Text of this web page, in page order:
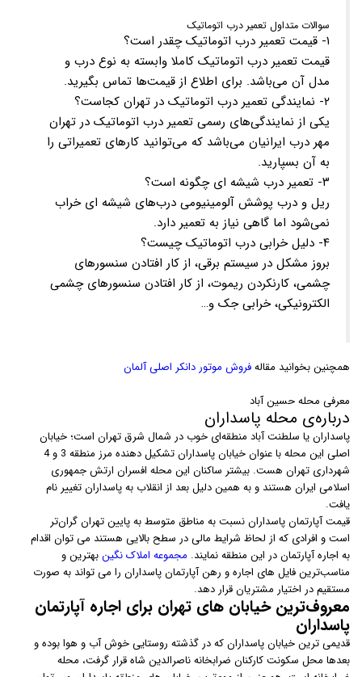
سوالات متداول تعمیر درب اتوماتیک
۱- قیمت تعمیر درب اتوماتیک چقدر است؟
قیمت تعمیر درب اتوماتیک کاملا وابسته به نوع درب و
مدل آن می‌باشد. برای اطلاع از قیمت‌ها تماس بگیرید.
۲- نمایندگی تعمیر درب اتوماتیک در تهران کجاست؟
یکی از نمایندگی‌های رسمی تعمیر درب اتوماتیک در تهران
مهر درب ایرانیان می‌باشد که می‌توانید کارهای تعمیراتی را
به آن بسپارید.
۳- تعمیر درب شیشه ای چگونه است؟
ریل و درب پوشش آلومینیومی درب‌های شیشه ای خراب
نمی‌شود اما گاهی نیاز به تعمیر دارد.
۴- دلیل خرابی درب اتوماتیک چیست؟
بروز مشکل در سیستم برقی، از کار افتادن سنسورهای
چشمی، کارنکردن ریموت، از کار افتادن سنسورهای چشمی
الکترونیکی، خرابی جک و…
همچنین بخوانید مقالهفروش موتور دانکر اصلی آلمان
معرفی محله حسین آباد
درباره‌ی محله پاسداران
پاسداران یا سلطنت آباد منطقه‌ای خوب در شمال شرق تهران است؛ خیابان
اصلی این محله با عنوان خیابان پاسداران تشکیل دهنده مرز منطقه 3 و 4
شهرداری تهران هست. بیشتر ساکنان این محله افسران ارتش جمهوری
اسلامی ایران هستند و به همین دلیل بعد از انقلاب به پاسداران تغییر نام
یافت.
قیمت آپارتمان پاسداران نسبت به مناطق متوسط به پایین تهران گران‌تر
است و افرادی که از لحاظ شرایط مالی در سطح بالایی هستند می توان اقدام
به اجاره آپارتمان در این منطقه نمایند. مجموعه املاک نگینبهترین و
مناسب‌ترین فایل های اجاره و رهن آپارتمان پاسداران را می تواند به صورت
مستقیم در اختیار مشتریان قرار دهد.
معروف‌ترین خیابان ‌های تهران برای اجاره آپارتمان
پاسداران
قدیمی ترین خیابان پاسداران که در گذشته روستایی خوش آب و هوا بوده و
بعدها محل سکونت کارکنان ضرابخانه ناصرالدین شاه قرار گرفت، محله